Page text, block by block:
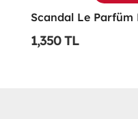
1,350 TL